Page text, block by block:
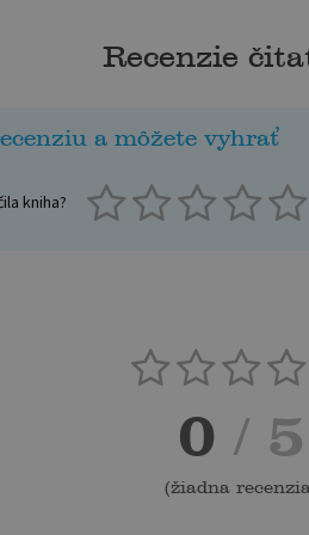
Recenzie
a môžete vyhrať
kniha?
0 / 5
(žiadna